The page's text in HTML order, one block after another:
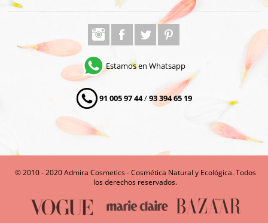
Estamos en Whatsapp
91 005 97 44/93 394 65 19
© 2010 - 2020 Admira Cosmetics - Cosmética Natural y Ecológica. Todos
los derechos reservados.